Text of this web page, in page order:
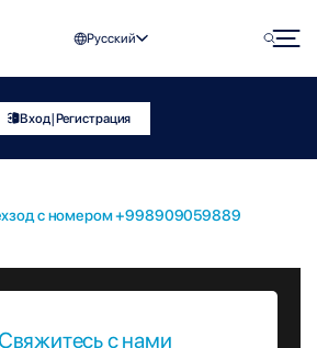
Русский
Вход|Регистрация
c номером +998909059889
Свяжитесь с нами